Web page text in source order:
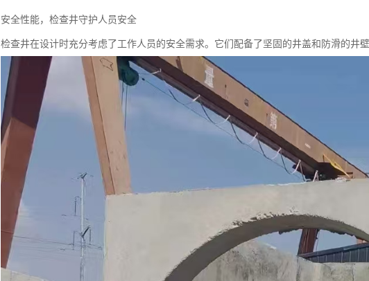
安全性能，检查井守护人员安全
检查井在设计时充分考虑了工作人员的安全需求。它们配备了坚固的井盖和防滑的井